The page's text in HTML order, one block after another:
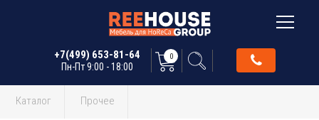
+7(499) 653-81-64
Пн-Пт 9:00 - 18:00
0
Каталог Прочее